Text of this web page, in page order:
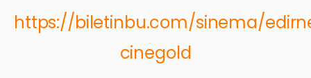
https://biletinbu.com/sinema/
cinegold